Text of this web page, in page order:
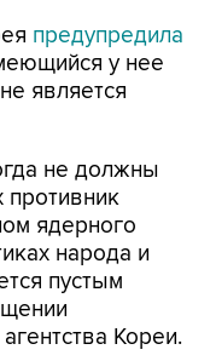
предупредила
у нее
является
не должны
противник
ядерного
народа и
пустым
Кореи.